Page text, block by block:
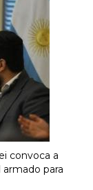
convoca a
para